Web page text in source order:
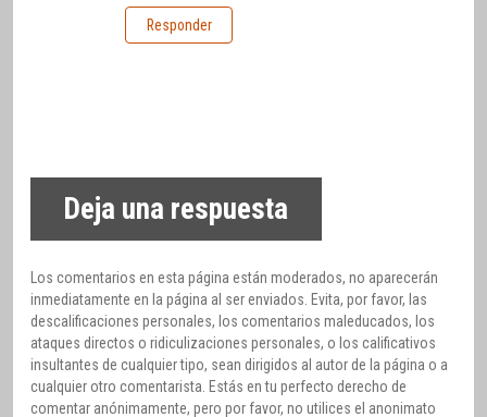
Responder
Deja una respuesta
Los comentarios en esta página están moderados, no aparecerán
inmediatamente en la página al ser enviados. Evita, por favor, las
descalificaciones personales, los comentarios maleducados, los
ataques directos o ridiculizaciones personales, o los calificativos
insultantes de cualquier tipo, sean dirigidos al autor de la página o a
cualquier otro comentarista. Estás en tu perfecto derecho de
comentar anónimamente, pero por favor, no utilices el anonimato